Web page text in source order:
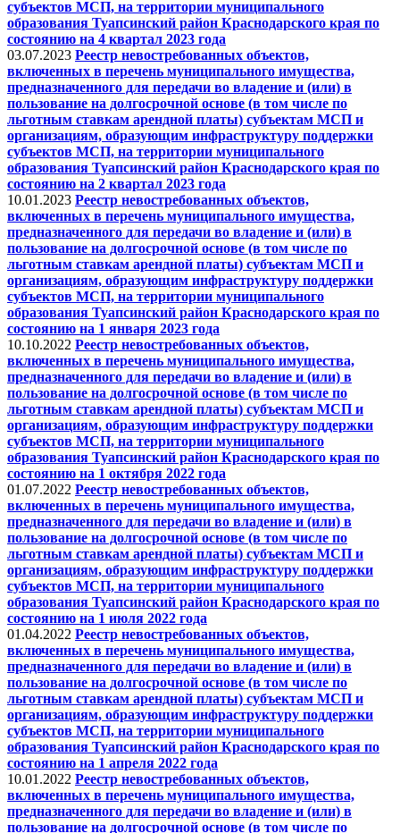
субъектов МСП, на территории муниципального
образования Туапсинский район Краснодарского края по
состоянию на 4 квартал 2023 года
03.07.2023 Реестр невостребованных объектов,
включенных в перечень муниципального имущества,
предназначенного для передачи во владение и (или) в
пользование на долгосрочной основе (в том числе по
льготным ставкам арендной платы) субъектам МСП и
организациям, образующим инфраструктуру поддержки
субъектов МСП, на территории муниципального
образования Туапсинский район Краснодарского края по
состоянию на 2 квартал 2023 года
10.01.2023 Реестр невостребованных объектов,
включенных в перечень муниципального имущества,
предназначенного для передачи во владение и (или) в
пользование на долгосрочной основе (в том числе по
льготным ставкам арендной платы) субъектам МСП и
организациям, образующим инфраструктуру поддержки
субъектов МСП, на территории муниципального
образования Туапсинский район Краснодарского края по
состоянию на 1 января 2023 года
10.10.2022 Реестр невостребованных объектов,
включенных в перечень муниципального имущества,
предназначенного для передачи во владение и (или) в
пользование на долгосрочной основе (в том числе по
льготным ставкам арендной платы) субъектам МСП и
организациям, образующим инфраструктуру поддержки
субъектов МСП, на территории муниципального
образования Туапсинский район Краснодарского края по
состоянию на 1 октября 2022 года
01.07.2022 Реестр невостребованных объектов,
включенных в перечень муниципального имущества,
предназначенного для передачи во владение и (или) в
пользование на долгосрочной основе (в том числе по
льготным ставкам арендной платы) субъектам МСП и
организациям, образующим инфраструктуру поддержки
субъектов МСП, на территории муниципального
образования Туапсинский район Краснодарского края по
состоянию на 1 июля 2022 года
01.04.2022 Реестр невостребованных объектов,
включенных в перечень муниципального имущества,
предназначенного для передачи во владение и (или) в
пользование на долгосрочной основе (в том числе по
льготным ставкам арендной платы) субъектам МСП и
организациям, образующим инфраструктуру поддержки
субъектов МСП, на территории муниципального
образования Туапсинский район Краснодарского края по
состоянию на 1 апреля 2022 года
10.01.2022 Реестр невостребованных объектов,
включенных в перечень муниципального имущества,
предназначенного для передачи во владение и (или) в
пользование на долгосрочной основе (в том числе по